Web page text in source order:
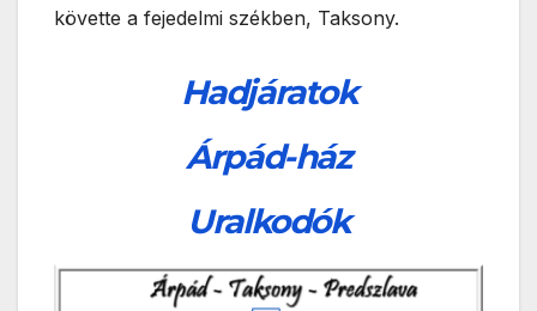
követte a fejedelmi székben, Taksony.
Hadjáratok
Árpád-ház
Uralkodók